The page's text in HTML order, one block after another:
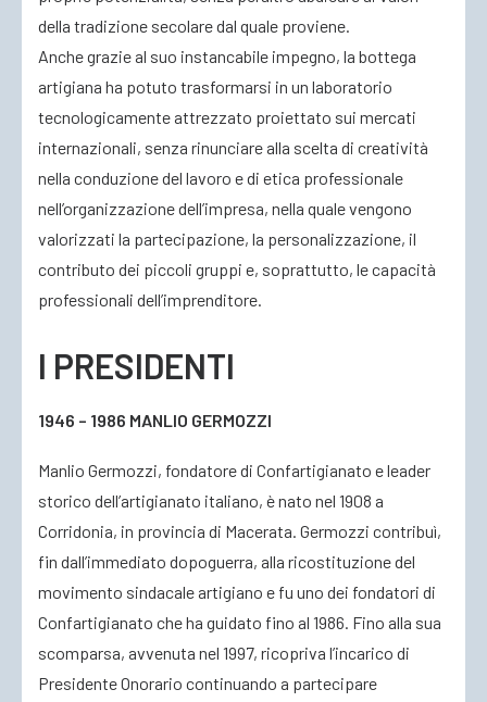
della tradizione secolare dal quale proviene.
Anche grazie al suo instancabile impegno, la bottega
artigiana ha potuto trasformarsi in un laboratorio
tecnologicamente attrezzato proiettato sui mercati
internazionali, senza rinunciare alla scelta di creatività
nella conduzione del lavoro e di etica professionale
nell’organizzazione dell’impresa, nella quale vengono
valorizzati la partecipazione, la personalizzazione, il
contributo dei piccoli gruppi e, soprattutto, le capacità
professionali dell’imprenditore.
I PRESIDENTI
1946 – 1986 MANLIO GERMOZZI
Manlio Germozzi, fondatore di Confartigianato e leader
storico dell’artigianato italiano, è nato nel 1908 a
Corridonia, in provincia di Macerata. Germozzi contribuì,
fin dall’immediato dopoguerra, alla ricostituzione del
movimento sindacale artigiano e fu uno dei fondatori di
Confartigianato che ha guidato fino al 1986. Fino alla sua
scomparsa, avvenuta nel 1997, ricopriva l’incarico di
Presidente Onorario continuando a partecipare